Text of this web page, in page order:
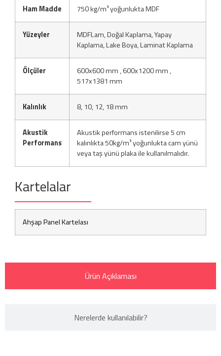
Ham Madde 750 kg/m³ yoğunlukta MDF
Yüzeyler
MDFLam, Doğal Kaplama, Yapay
Kaplama, Lake Boya, Laminat Kaplama
Ölçüler
600x600 mm , 600x1200 mm ,
517x1381 mm
Kalınlık 8, 10, 12, 18 mm
Akustik
Performans
Akustik performans istenilirse 5 cm
kalınlıkta 50kg/m³ yoğunlukta cam yünü
veya taş yünü plaka ile kullanılmalıdır.
Kartelalar
Ahşap Panel Kartelası
Ürün Açıklaması
Nerelerde kullanılabilir?​